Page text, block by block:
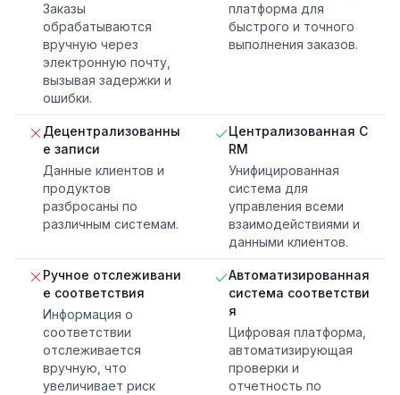
Заказы
обрабатываются
вручную через
электронную почту,
вызывая задержки и
ошибки.
платформа для
быстрого и точного
выполнения заказов.
Децентрализованны
е записи
Данные клиентов и
продуктов
разбросаны по
различным системам.
Централизованная C
RM
Унифицированная
система для
управления всеми
взаимодействиями и
данными клиентов.
Ручное отслеживани
е соответствия
Информация о
соответствии
отслеживается
вручную, что
увеличивает риск
Автоматизированная
система соответстви
я
Цифровая платформа,
автоматизирующая
проверки и
отчетность по